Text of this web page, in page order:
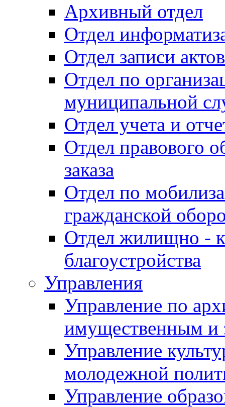
Архивный отдел
Отдел
Отдел записи
Отдел по
муниципальной
Отдел учета и
Отдел правового
заказа
Отдел по
гражданской
Отдел жилищно -
благоустройства
Управления
Управление по
имущественным и
Управление
молодежной
Управление